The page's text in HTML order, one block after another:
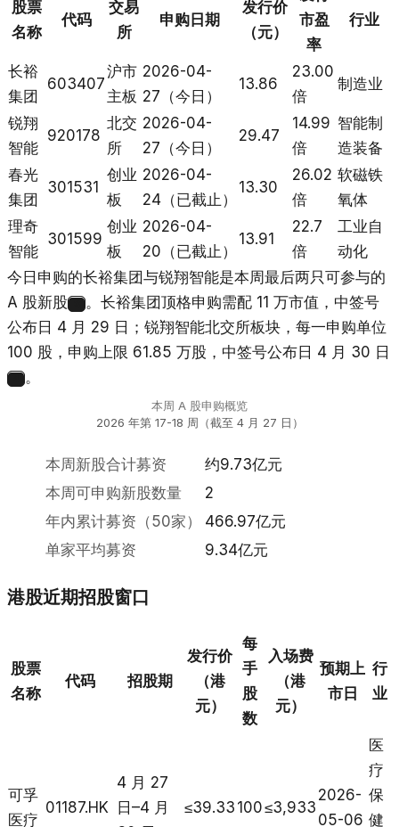
股票
名称
代码
交易
所
申购日期
发行价
（元）
市盈
率
行业
长裕
集团
603407
沪市
主板
2026-04-
27（今日）
13.86
23.00
倍
制造业
锐翔
智能
920178
北交
所
2026-04-
27（今日）
29.47
14.99
倍
智能制
造装备
春光
集团
301531
创业
板
2026-04-
24（已截止）
13.30
26.02
倍
软磁铁
氧体
理奇
智能
301599
创业
板
2026-04-
20（已截止）
13.91
22.7
倍
工业自
动化
今日申购的长裕集团与锐翔智能是本周最后两只可参与的
A 股新股
。长裕集团顶格申购需配 11 万市值，中签号
公布日 4 月 29 日；锐翔智能北交所板块，每一申购单位
100 股，申购上限 61.85 万股，中签号公布日 4 月 30 日
。
本周 A 股申购概览
2026 年第 17-18 周（截至 4 月 27 日）
本周新股合计募资
约9.73亿元
本周可申购新股数量
2
年内累计募资（50家）
466.97亿元
单家平均募资
9.34亿元
港股近期招股窗口
股票
名称
代码 招股期
发行价
（港
元）
每
手
股
数
入场费
（港
元）
预期上
市日
行
业
可孚
医疗
01187.HK
4 月 27
日–4 月
≤39.33 100≤3,933
2026-
05-06
医
疗
保
健